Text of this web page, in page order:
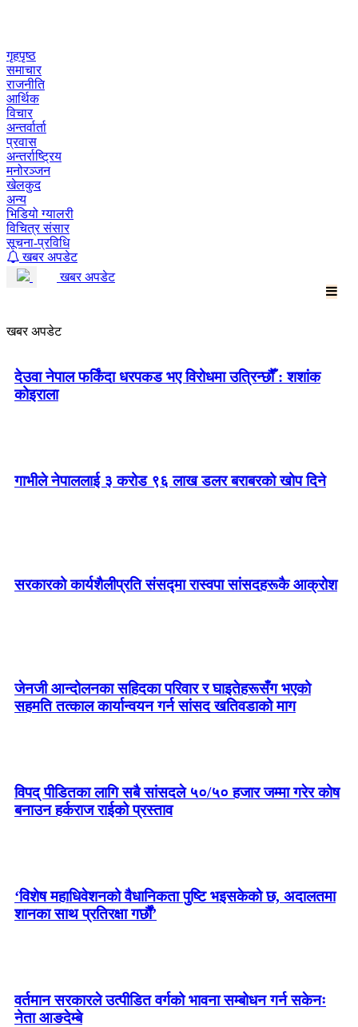
गृहपृष्ठ
समाचार
राजनीति
आर्थिक
विचार
अन्तर्वार्ता
प्रवास
अन्तर्राष्ट्रिय
मनोरञ्जन
खेलकुद
अन्य
भिडियो ग्यालरी
विचित्र संसार
सूचना-प्रविधि
खबर अपडेट
खबर अपडेट
खबर अपडेट
देउवा नेपाल फर्किंदा धरपकड भए विरोधमा उत्रिन्छौँ : शशांक
कोइराला
गाभीले नेपाललाई ३ करोड ९६ लाख डलर बराबरको खोप दिने
सरकारको कार्यशैलीप्रति संसद्‍मा रास्वपा सांसदहरूकै आक्रोश
जेनजी आन्दोलनका सहिदका परिवार र घाइतेहरूसँग भएको
सहमति तत्काल कार्यान्वयन गर्न सांसद खतिवडाको माग
विपद् पीडितका लागि सबै सांसदले ५०/५० हजार जम्मा गरेर कोष
बनाउन हर्कराज राईको प्रस्ताव
‘विशेष महाधिवेशनको वैधानिकता पुष्टि भइसकेको छ, अदालतमा
शानका साथ प्रतिरक्षा गर्छौं’
वर्तमान सरकारले उत्पीडित वर्गको भावना सम्बोधन गर्न सकेनः
नेता आङदेम्बे